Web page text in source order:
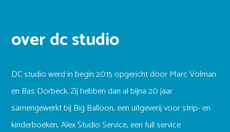
over dc studio
DC studio werd in begin 2015 opgericht door Marc Volman
en Bas Dorbeck. Zij hebben dan al bijna 20 jaar
samengewerkt bij Big Balloon, een uitgeverij voor strip- en
kinderboeken, Alex Studio Service, een full service